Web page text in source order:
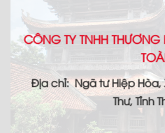
CÔNG TY TNHH
Địa chỉ: Ngã tư Hiệp Hòa,
Thư, Tỉnh